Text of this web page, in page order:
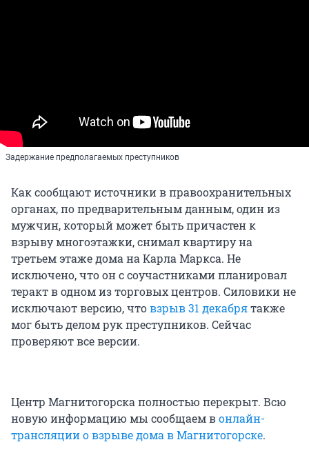
Задержание предполагаемых преступников
Как сообщают источники в правоохранительных
органах, по предварительным данным, один из
мужчин, который может быть причастен к
взрыву многоэтажки, снимал квартиру на
третьем этаже дома на Карла Маркса. Не
исключено, что он с соучастниками планировал
теракт в одном из торговых центров. Силовики не
исключают версию, чтовзрыв 31 декабрятакже
мог быть делом рук преступников. Сейчас
проверяют все версии.
Центр Магнитогорска полностью перекрыт. Всю
новую информацию мы сообщаем вонлайн-
трансляции о взрыве дома в Магнитогорске.